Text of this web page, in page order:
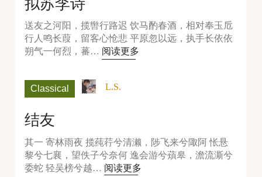
拟苏李诗
送友之河阳，揽辔行路迟 饮马酌春酒，相对奉玉卮
行人鸣长葭，留客心怆悲 平原忽以远，执手长依依
朔气一何烈，蕃… 阅读更多
Classical L.S.
结友
其一 寄林雨夜 揽莼荇兮清濑，陟飞来兮陬阿 怅悬
黎兮七襄，望佚子兮奈何 逸会游兮薠皋，澹流澌兮
委蛇 轻吴榜兮越… 阅读更多